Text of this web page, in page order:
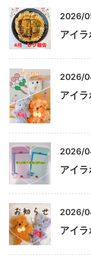
2026/
アイ
2026/
アイ
2026/
アイ
2026/
アイ